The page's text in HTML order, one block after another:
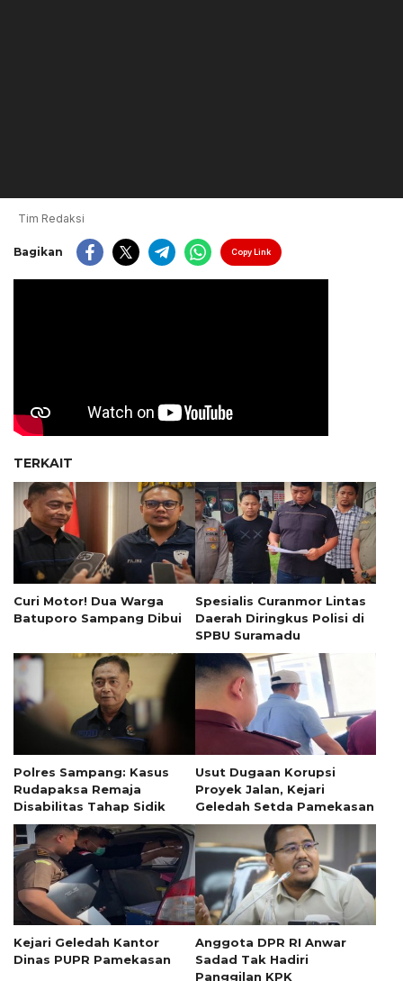
Tim Redaksi
Bagikan Copy Link
TERKAIT
Curi Motor! Dua Warga
Batuporo Sampang Dibui
Spesialis Curanmor Lintas
Daerah Diringkus Polisi di
SPBU Suramadu
Polres Sampang: Kasus
Rudapaksa Remaja
Disabilitas Tahap Sidik
Usut Dugaan Korupsi
Proyek Jalan, Kejari
Geledah Setda Pamekasan
Kejari Geledah Kantor
Dinas PUPR Pamekasan
Anggota DPR RI Anwar
Sadad Tak Hadiri
Panggilan KPK